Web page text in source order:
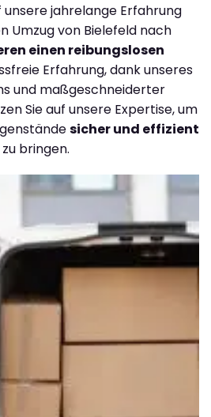
unsere jahrelange Erfahrung
Umzug von Bielefeld nach
einen reibungslosen
Erfahrung, dank unseres
und maßgeschneiderter
Sie auf unsere Expertise, um
sicher und effizient
bringen.